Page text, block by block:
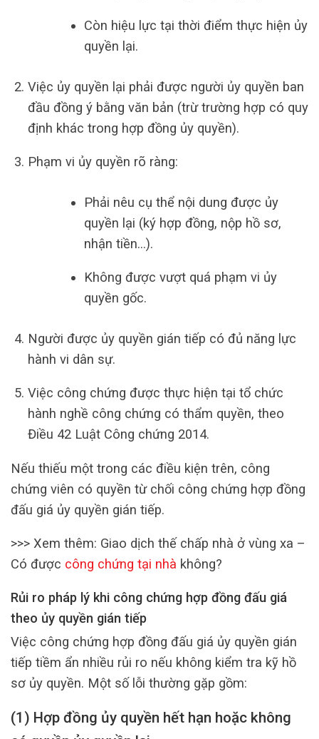
Còn hiệu lực tại thời điểm thực hiện ủy
quyền lại.
Việc ủy quyền lại phải được người ủy quyền ban
đầu đồng ý bằng văn bản (trừ trường hợp có quy
định khác trong hợp đồng ủy quyền).
Phạm vi ủy quyền rõ ràng:
Phải nêu cụ thể nội dung được ủy
quyền lại (ký hợp đồng, nộp hồ sơ,
nhận tiền…).
Không được vượt quá phạm vi ủy
quyền gốc.
Người được ủy quyền gián tiếp có đủ năng lực
hành vi dân sự.
Việc công chứng được thực hiện tại tổ chức
hành nghề công chứng có thẩm quyền, theo
Điều 42 Luật Công chứng 2014.
Nếu thiếu một trong các điều kiện trên, công
chứng viên có quyền từ chối công chứng hợp đồng
đấu giá ủy quyền gián tiếp.
>>> Xem thêm: Giao dịch thế chấp nhà ở vùng xa –
Có được công chứng tại nhà không?
Rủi ro pháp lý khi công chứng hợp đồng đấu giá
theo ủy quyền gián tiếp
Việc công chứng hợp đồng đấu giá ủy quyền gián
tiếp tiềm ẩn nhiều rủi ro nếu không kiểm tra kỹ hồ
sơ ủy quyền. Một số lỗi thường gặp gồm:
(1) Hợp đồng ủy quyền hết hạn hoặc không